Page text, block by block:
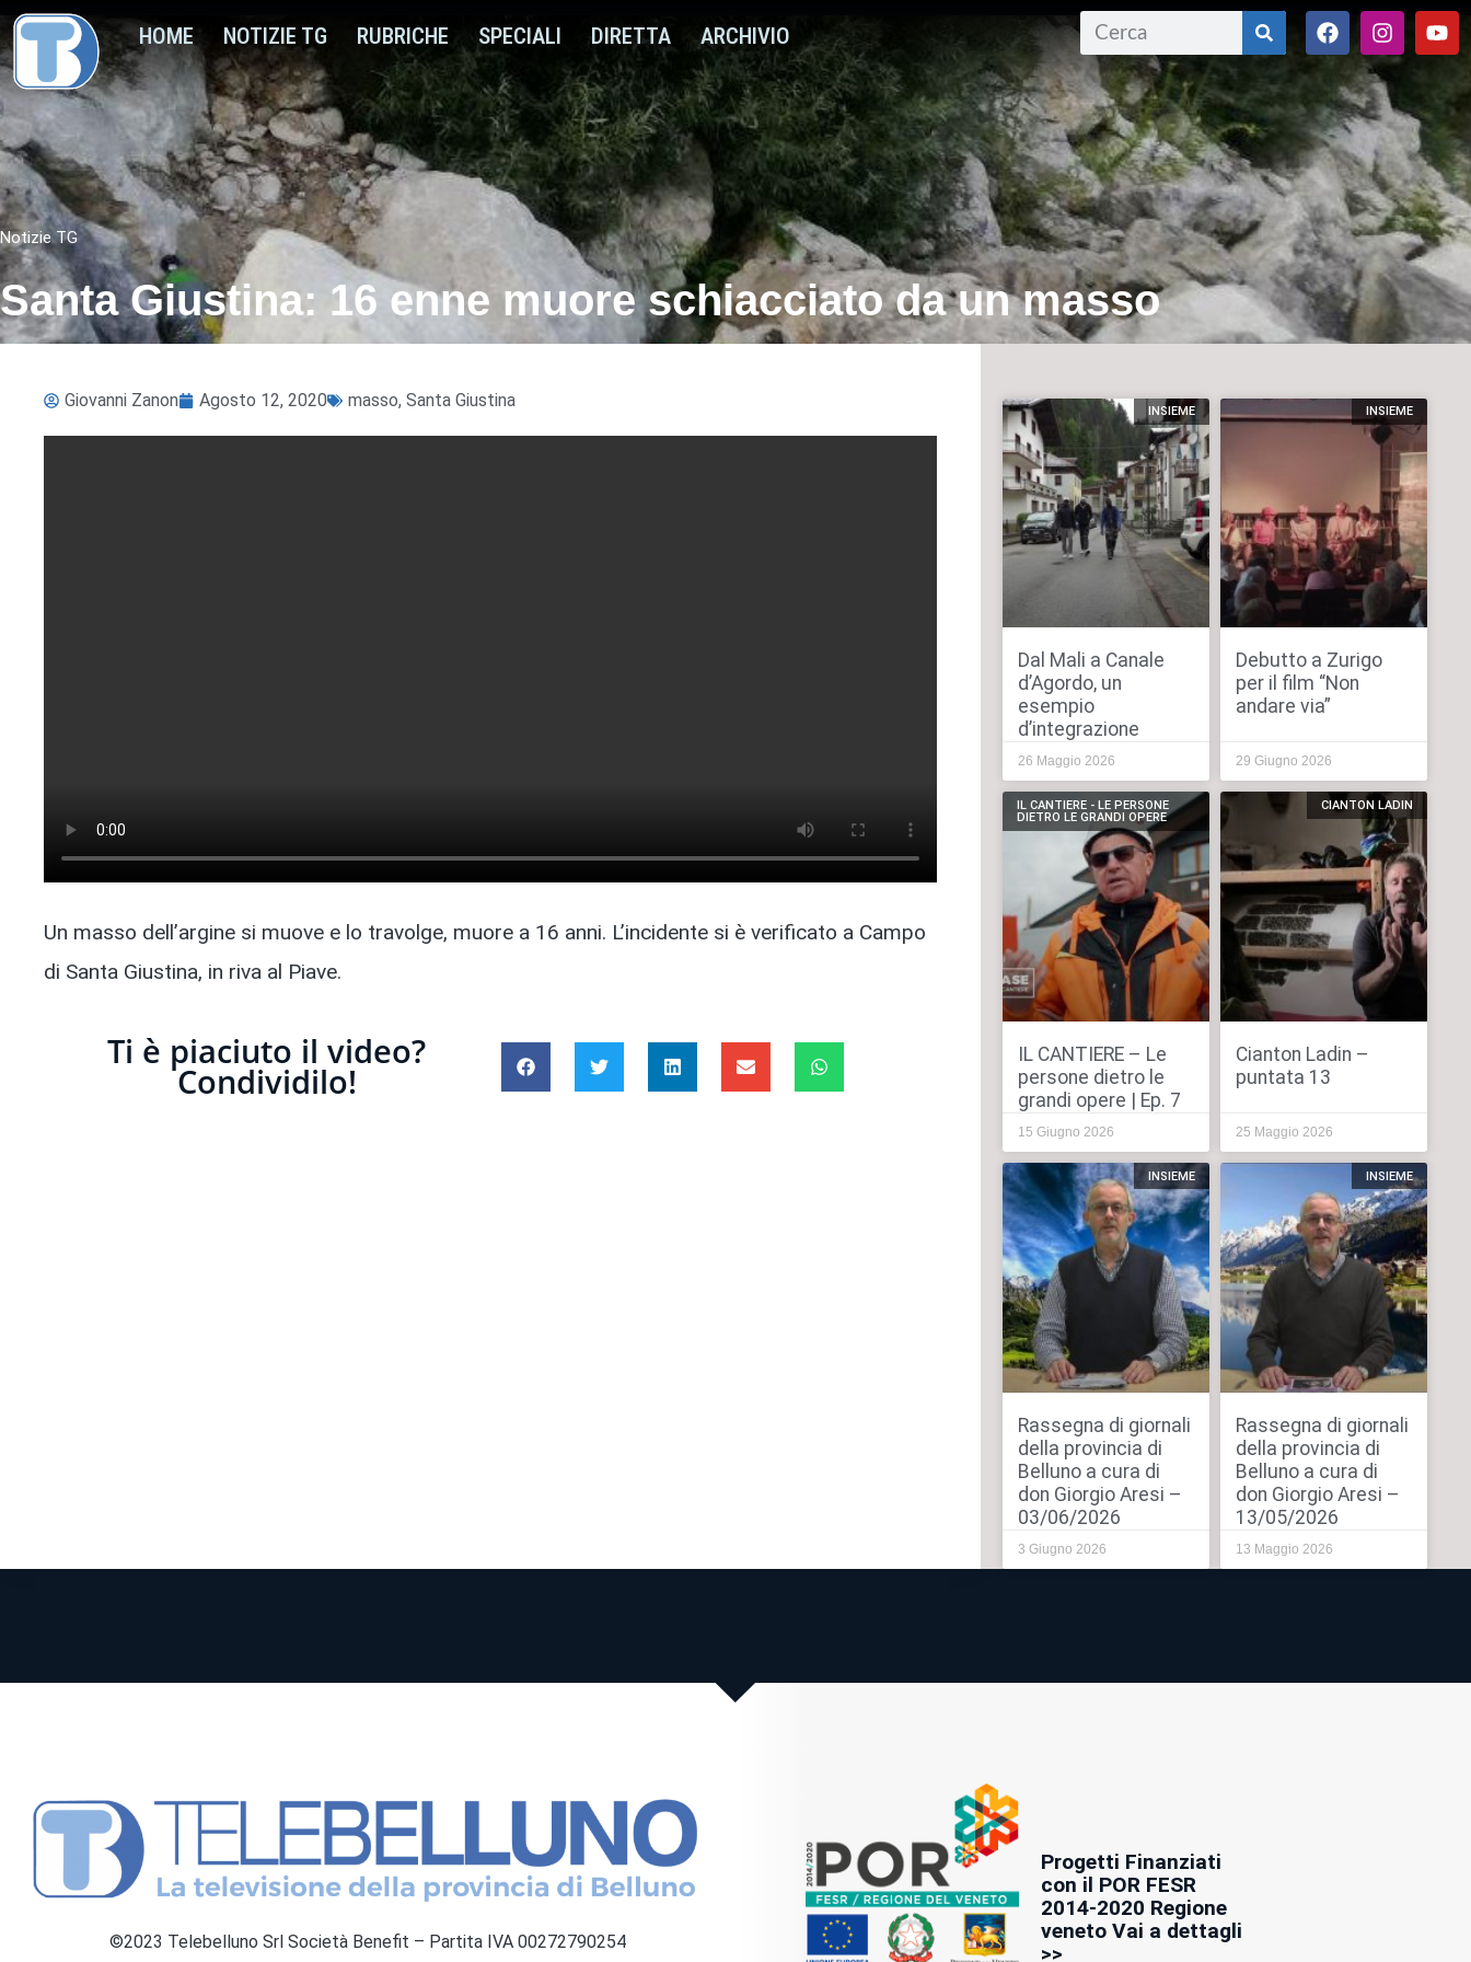
HOME NOTIZIE TG RUBRICHE SPECIALI DIRETTA ARCHIVIO
Notizie TG
Santa Giustina: 16 enne muore schiacciato da un masso
Giovanni Zanon Agosto 12, 2020 masso, Santa Giustina
Un masso dell’argine si muove e lo travolge, muore a 16 anni. L’incidente si è verificato a Campo
di Santa Giustina, in riva al Piave.
Ti è piaciuto il video?
Condividilo!
INSIEME
Dal Mali a Canale
d’Agordo, un
esempio
d’integrazione
26 Maggio 2026
INSIEME
Debutto a Zurigo
per il film “Non
andare via”
29 Giugno 2026
IL CANTIERE - LE PERSONE
DIETRO LE GRANDI OPERE
IL CANTIERE – Le
persone dietro le
grandi opere | Ep. 7
15 Giugno 2026
CIANTON LADIN
Cianton Ladin –
puntata 13
25 Maggio 2026
INSIEME
Rassegna di giornali
della provincia di
Belluno a cura di
don Giorgio Aresi –
03/06/2026
3 Giugno 2026
INSIEME
Rassegna di giornali
della provincia di
Belluno a cura di
don Giorgio Aresi –
13/05/2026
13 Maggio 2026
©2023 Telebelluno Srl Società Benefit – Partita IVA 00272790254
Progetti Finanziati
con il POR FESR
2014-2020 Regione
veneto Vai a dettagli
>>